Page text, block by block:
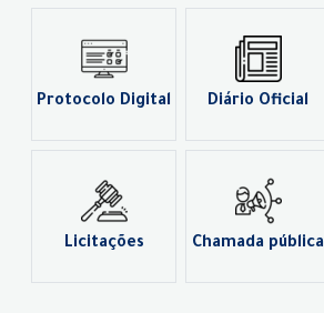
Protocolo Digital Diário Oficial
Licitações Chamada pública